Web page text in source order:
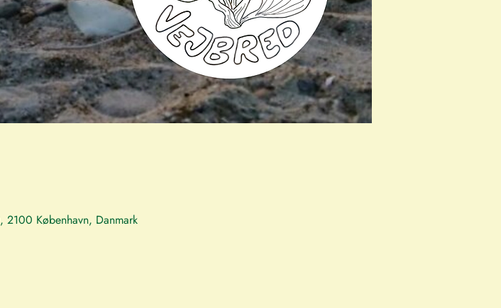
2100 København, Danmark